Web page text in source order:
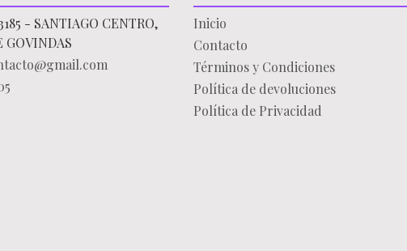
- SANTIAGO CENTRO,
GOVINDAS
Inicio
Contacto
Términos y Condiciones
Política de devoluciones
Política de Privacidad